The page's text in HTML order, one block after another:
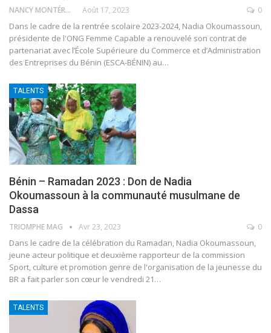
NANCY MONTÉRO Août 17, 2023 0
Dans le cadre de la rentrée scolaire 2023-2024, Nadia Okoumassoun,
présidente de l'ONG Femme Capable a renouvelé son contrat de
partenariat avec l’École Supérieure du Commerce et d’Administration
des Entreprises du Bénin (ESCA-BÉNIN) au…
TALENTS
Bénin – Ramadan 2023 : Don de Nadia
Okoumassoun à la communauté musulmane de
Dassa
TRIOMPHE MAG Avr 23, 2023 0
Dans le cadre de la célébration du Ramadan, Nadia Okoumassoun,
jeune acteur politique et deuxième rapporteur de la commission
Sport, culture et promotion genre de l'organisation de la jeunesse du
BR a fait parler son cœur le vendredi 21…
TALENTS